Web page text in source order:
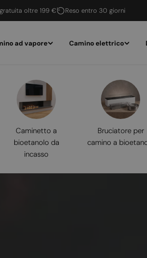
oltre 199 € Reso entro 30 giorni
ad vapore Camino elettrico
Caminetto a
bioetanolo da
incasso
Bruciatore per
camino a